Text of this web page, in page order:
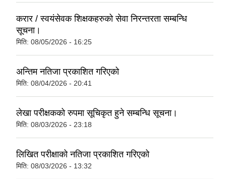
करार / स्वयंसेवक शिक्षकहरुको सेवा निरन्तरता सम्बन्धि
सूचना।
मिति: 08/05/2026 - 16:25
अन्तिम नतिजा प्रकाशित गरिएको
मिति: 08/04/2026 - 20:41
लेखा परीक्षकको रुपमा सूचिकृत हुने सम्बन्धि सूचना।
मिति: 08/03/2026 - 23:18
लिखित परीक्षाको नतिजा प्रकाशित गरिएको
मिति: 08/03/2026 - 13:32